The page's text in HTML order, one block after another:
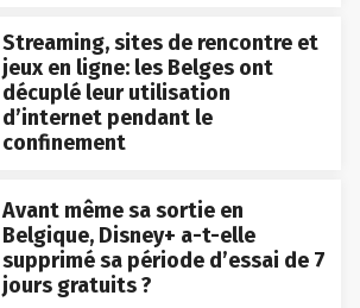
Streaming, sites de rencontre et
jeux en ligne: les Belges ont
décuplé leur utilisation
d’internet pendant le
confinement
Avant même sa sortie en
Belgique, Disney+ a-t-elle
supprimé sa période d’essai de 7
jours gratuits ?